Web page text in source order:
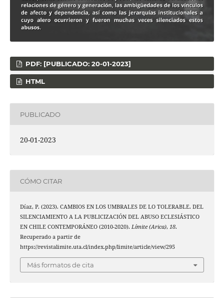
PDF: [PUBLICADO: 20-01-2023]
HTML
PUBLICADO
20-01-2023
CÓMO CITAR
Díaz, P. (2023). CAMBIOS EN LOS UMBRALES DE LO TOLERABLE. DEL
SILENCIAMIENTO A LA PUBLICIZACIÓN DEL ABUSO ECLESIÁSTICO
EN CHILE CONTEMPORÁNEO (2010-2020). Límite (Arica), 18.
Recuperado a partir de
https://revistalimite.uta.cl/index.php/limite/article/view/295
Más formatos de cita